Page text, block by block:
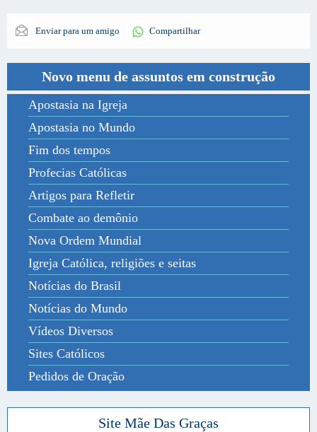
Enviar para um amigo Compartilhar
Novo menu de assuntos em construção
Apostasia na Igreja
Apostasia no Mundo
Fim dos tempos
Profecias Católicas
Artigos para Refletir
Combate ao demônio
Nova Ordem Mundial
Igreja Católica, religiões e seitas
Notícias do Brasil
Notícias do Mundo
Vídeos Diversos
Sites Católicos
Pedidos de Oração
Site Mãe Das Graças